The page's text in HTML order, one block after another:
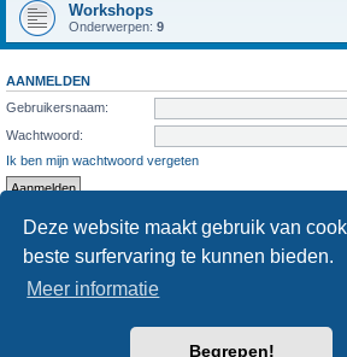
Deze website maakt gebruik van
beste surfervaring te kunnen bieden.
Meer informatie
Begrepen!
Workshops
Onderwerpen: 9
AANMELDEN
Gebruikersnaam:
Wachtwoord:
Ik ben mijn wachtwoord vergeten
STATISTIEKEN
Aantal berichten1287• Aantal onderwerpen 474• Aantal
phpBB® Forum Software ©